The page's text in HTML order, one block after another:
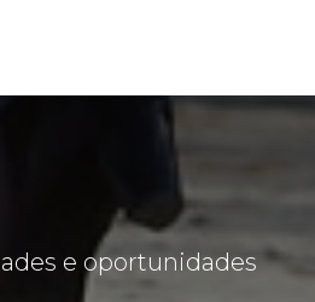
e oportunidades